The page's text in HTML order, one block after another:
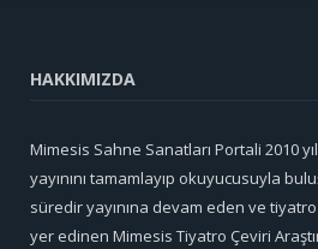
HAKKIMIZDA
Mimesis Sahne Sanatları Portali 2010
yayınını tamamlayıp okuyucusuyla
süredir yayınına devam eden ve
yer edinen Mimesis Tiyatro Çeviri